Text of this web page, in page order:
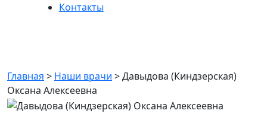
Контакты
Главная > Наши врачи >Давыдова (Киндзерская)
Оксана Алексеевна